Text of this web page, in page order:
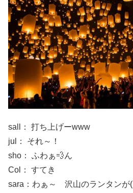
sall： 打ち上げーwww
jul： それ～！
sho： ふわぁ💨ん
Col： すてき
sara：わぁ～ 沢山のランタンが(